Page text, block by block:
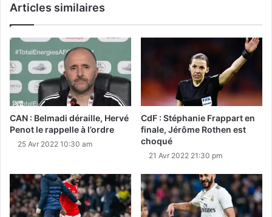
Articles similaires
CAN : Belmadi déraille, Hervé
Penot le rappelle à l’ordre
25 Avr 2022 10:30 am
CdF : Stéphanie Frappart en
finale, Jérôme Rothen est
choqué
21 Avr 2022 21:30 pm